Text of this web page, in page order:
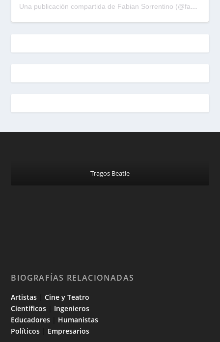
Una publicación compartida de Fabian Sorrentino (@fabiansonria)
Tragos Beatle
BIOGRAFÍAS RELACIONADAS
Artistas |Cine y Teatro
Científicos
Ingenieros
Educadores
Humanistas
Políticos
Empresarios